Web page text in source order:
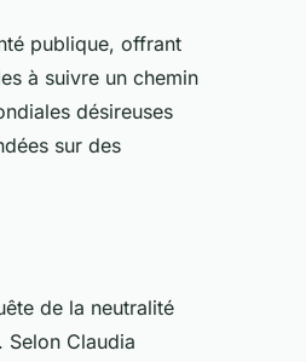
publique, offrant
à suivre un chemin
désireuses
sur des
de la neutralité
Claudia